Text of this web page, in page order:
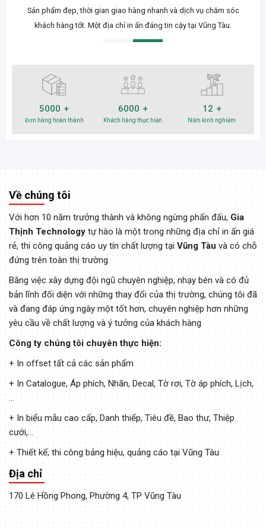
Sản phẩm đẹp, thời gian giao hàng nhanh và dịch vụ chăm sóc
khách hàng tốt. Một địa chỉ in ấn đáng tin cậy tại Vũng Tàu.
5000
Đơn hàng hoàn thành
6000
Khách hàng thực hiện
12
Năm kinh nghiệm
Về chúng tôi
Với hơn 10 năm trưởng thành và không ngừng phấn đấu,Gia
Thịnh Technologytự hào là một trong những địa chỉ in ấn giá
rẻ, thi công quảng cáo uy tín chất lượng tạiVũng Tàu và có chỗ
đứng trên toàn thị trường
Bằng việc xây dựng đội ngũ chuyên nghiệp, nhạy bén và có đủ
bản lĩnh đối diện với những thay đổi của thị trường, chúng tôi đã
và đang đáp ứng ngày một tốt hơn, chuyên nghiệp hơn những
yêu cầu về chất lượng và ý tưởng của khách hàng
Công ty chúng tôi chuyên thực hiện:
+ In offset tất cả các sản phẩm
+ In Catalogue, Áp phích, Nhãn, Decal, Tờ rơi, Tờ áp phích, Lịch,
...
+ In biểu mẫu cao cấp, Danh thiếp, Tiêu đề, Bao thư, Thiệp
cưới,...
+ Thiết kế, thi công bảng hiệu, quảng cáo tại Vũng Tàu
Địa chỉ
170 Lê Hồng Phong, Phường 4, TP Vũng Tàu